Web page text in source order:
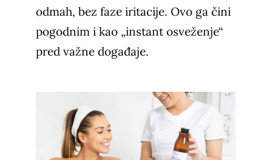
odmah, bez faze iritacije. Ovo ga čini
pogodnim i kao „instant osveženje“
pred važne događaje.